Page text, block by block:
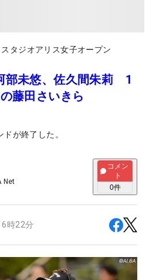
タジオアリス女子オープン
部未悠、佐久間朱莉 1
藤田さいきら
が終了した。
Net
コメン
ト
0件
時22分